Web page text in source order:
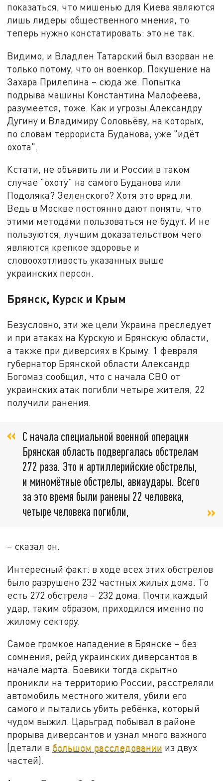
показаться, что мишенью для Киева являются
лишь лидеры общественного мнения, то
теперь нужно констатировать: это не так.
Видимо, и Владлен Татарский был взорван не
только потому, что он военкор. Покушение на
Захара Прилепина – сюда же. Попытка
подрыва машины Константина Малофеева,
разумеется, тоже. Как и угрозы Александру
Дугину и Владимиру Соловьёву, на которых,
по словам террориста Буданова, уже "идёт
охота".
Кстати, не объявить ли и России в таком
случае "охоту" на самого Буданова или
Подоляка? Зеленского? Хотя это вряд ли.
Ведь в Москве постоянно дают понять, что
этими методами пользоваться не будут. И не
пользуются, лучшим доказательством чего
являются крепкое здоровье и
словоохотливость указанных выше
украинских персон.
Брянск, Курск и Крым
Безусловно, эти же цели Украина преследует
и при атаках на Курскую и Брянскую области,
а также при диверсиях в Крыму. 1 февраля
губернатор Брянской области Александр
Богомаз сообщил, что с начала СВО от
украинских атак погибли четыре жителя, 22
получили ранения.
С начала специальной военной операции
Брянская область подвергалась обстрелам
272 раза. Это и артиллерийские обстрелы,
и миномётные обстрелы, авиаудары. Всего
за это время были ранены 22 человека,
четыре человека погибли,
– сказал он.
Интересный факт: в ходе всех этих обстрелов
было разрушено 232 частных жилых дома. То
есть 272 обстрела – 232 дома. Почти каждый
удар, таким образом, приходился именно по
жилому сектору.
Самое громкое нападение в Брянске – без
сомнения, рейд украинских диверсантов в
начале марта. Боевики тогда скрытно
проникли на территорию России, расстреляли
автомобиль местного жителя, убили его
самого и пытались убить ребёнка, который
чудом выжил. Царьград побывал в районе
прорыва диверсантов и узнал много важного
(детали в большом расследовании из двух
частей).